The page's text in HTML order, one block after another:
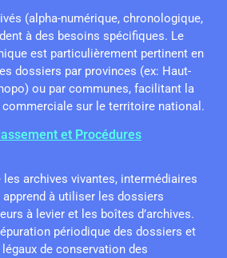
(alpha-numérique, chronologique,
à des besoins spécifiques. Le
est particulièrement pertinent en
dossiers par provinces (ex: Haut-
ou par communes, facilitant la
sur le territoire national.
et Procédures
les archives vivantes, intermédiaires
apprend à utiliser les dossiers
à levier et les boîtes d’archives.
périodique des dossiers et
de conservation des